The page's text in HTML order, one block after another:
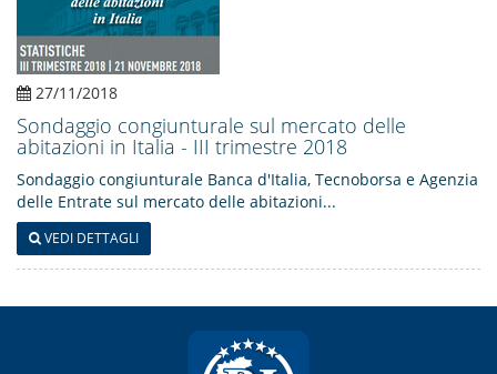
27/11/2018
Sondaggio congiunturale sul mercato delle
abitazioni in Italia - III trimestre 2018
Sondaggio congiunturale Banca d'Italia, Tecnoborsa e Agenzia
delle Entrate sul mercato delle abitazioni...
VEDI DETTAGLI